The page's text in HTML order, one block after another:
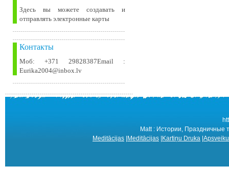
Здесь вы можете создавать и
отправлять электронные карты
Контакты
Моб: +371 29828387Email :
Eurika2004@inbox.lv
Matt : Истории, Праздничные
Meditācijas Meditācijas Kartiņu Druka